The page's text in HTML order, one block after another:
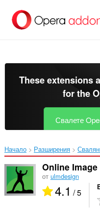
главното
съдържание
These extensions
for the
Свалете
Начало Разширения
Online
от ulmdesign
4.1 / 5